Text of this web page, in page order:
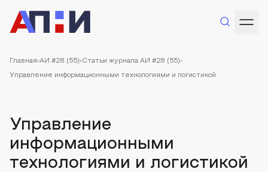
Главная АИ #28 (55) Статьи журнала АИ #28 (55)
Управление информационными технологиями и логистикой
Управление
информационными
технологиями и логистикой